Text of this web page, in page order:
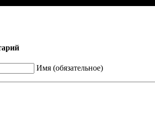
Имя (обязательное)